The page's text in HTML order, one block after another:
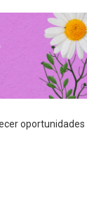
oportunidades